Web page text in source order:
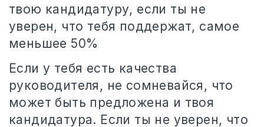
твою кандидатуру, если ты не
уверен, что тебя поддержат, самое
меньшее 50%
Если у тебя есть качества
руководителя, не сомневайся, что
может быть предложена и твоя
кандидатура. Если ты не уверен, что